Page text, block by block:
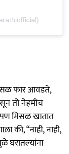
फार आवडते,
तो नेहमीच
मिसळ खातात
की, “नाही, नाही,
घरातल्यांना